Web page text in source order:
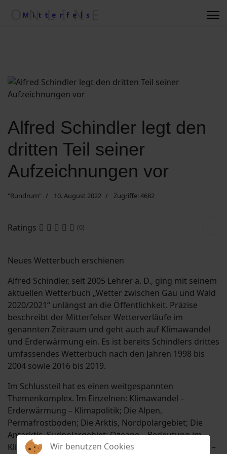
Wetterkiste
nach ....
Betriebe
Alfred Schindler legt den
dritten Teil seiner
Aufzeichnungen vor
"Rundrum" 10. August 2022 Zugriffe: 4682
Ratings (0)
Neues Wetterbuch erschienen
Alfred Schindler, seit 2005 Lehrer a. D., ging mit seinem
aktuellen Wetterbuch „Wetter zwischen Gäu und Wald
2020/2021“ unlängst an die Öffentlichkeit. Präzise
beschreibt der Mitterfelser Wetterverläufe im
genannten Zeitraum und geht auch auf Klimawandel
und Erderwärmung ein. Es ist bereits Schindlers drittes
umfassendes Wetterbuch nach den Jahren 1998 bis
2004 sowie 2016 bis 2019.
Im Schlussteil hat es einen weitgespannten
Themenkomplex. Im Einzelnen: Klimawandel –
Erderwärmung – Klimapolitik; Die Alpen,
Permafrostboden; Die Arktis, Nordpolargebiet; Die
Antarktis, Südpolargebiet; Ozeane – Bedeutung im
Klimawandel; Weltklimakonferenz Glasgow; Ausblick –
Wir benutzen Cookies